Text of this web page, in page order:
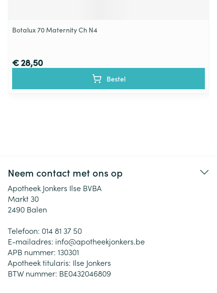
Botalux 70 Maternity Ch N4
€ 28,50
Bestel
Neem contact met ons op
Apotheek Jonkers Ilse BVBA
Markt 30
2490 Balen
Telefoon: 014 81 37 50
E-mailadres: info@apotheekjonkers.be
APB nummer: 130301
Apotheek titularis: Ilse Jonkers
BTW nummer: BE0432046809